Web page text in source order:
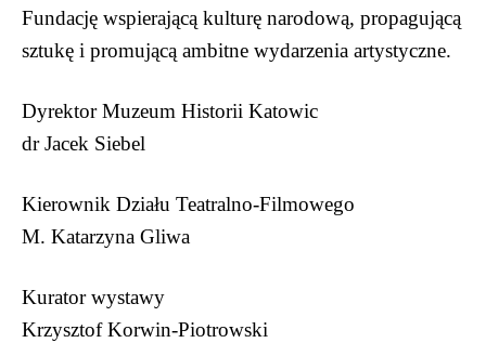
Fundację wspierającą kulturę narodową, propagującą
sztukę i promującą ambitne wydarzenia artystyczne.
Dyrektor Muzeum Historii Katowic
dr Jacek Siebel
Kierownik Działu Teatralno-Filmowego
M. Katarzyna Gliwa
Kurator wystawy
Krzysztof Korwin-Piotrowski